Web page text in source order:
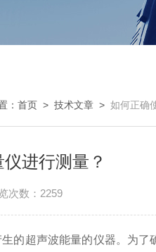
： 首页 > 技术文章 > 如何正确
进行测量？
次数：2259
的超声波能量的仪器。为了